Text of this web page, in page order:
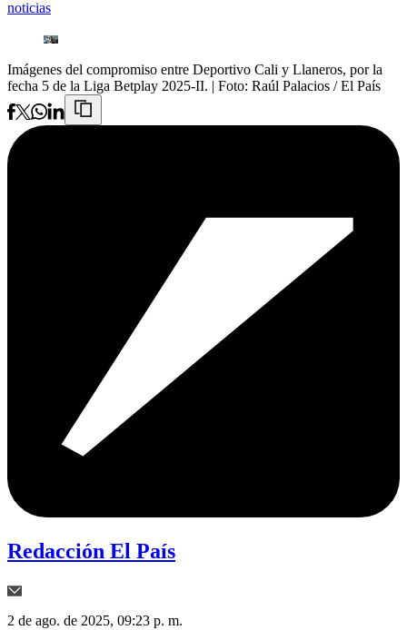
noticias
Imágenes del compromiso entre Deportivo Cali y Llaneros, por la
fecha 5 de la Liga Betplay 2025-II. | Foto: Raúl Palacios / El País
Redacción El País
2 de ago. de 2025, 09:23 p. m.